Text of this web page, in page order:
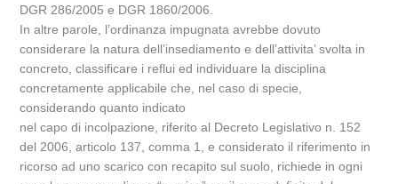
DGR 286/2005 e DGR 1860/2006.
In altre parole, l’ordinanza impugnata avrebbe dovuto
considerare la natura dell’insediamento e dell’attivita’ svolta in
concreto, classificare i reflui ed individuare la disciplina
concretamente applicabile che, nel caso di specie,
considerando quanto indicato
nel capo di incolpazione, riferito al Decreto Legislativo n. 152
del 2006, articolo 137, comma 1, e considerato il riferimento in
ricorso ad uno scarico con recapito sul suolo, richiede in ogni